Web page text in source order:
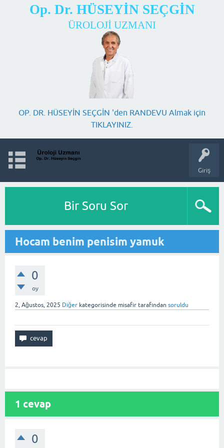
Op. Dr. HÜSEYİN SEÇGİN
ÜROLOJİ UZMANI
OP. DR. HÜSEYİN SEÇGİN 'den RANDEVU Almak için
TIKLAYINIZ.
Giriş
Bir Soru Sor
Hocam benim penisim yamuk
0
oy
2, Ağustos, 2025 Diğer kategorisinde misafir tarafından soruldu
1 cevap
0